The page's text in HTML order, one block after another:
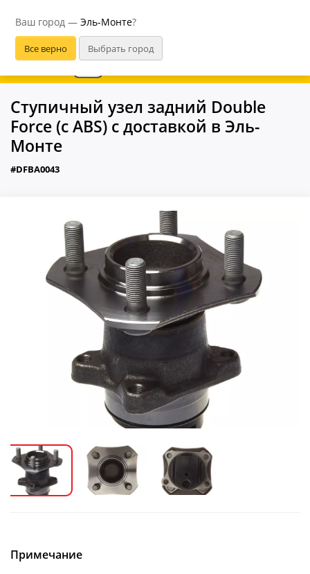
Ваш город — Эль-Монте?
В приложении удобнее
Ступичный узел задний Double
Force (с ABS) с доставкой в Эль-
Монте
#DFBA0043
Примечание